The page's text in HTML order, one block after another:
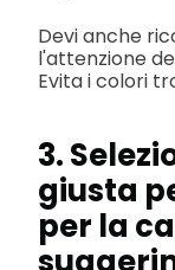
Devi anche
l'attenzione
Evita i colori
3.
giusta
per la